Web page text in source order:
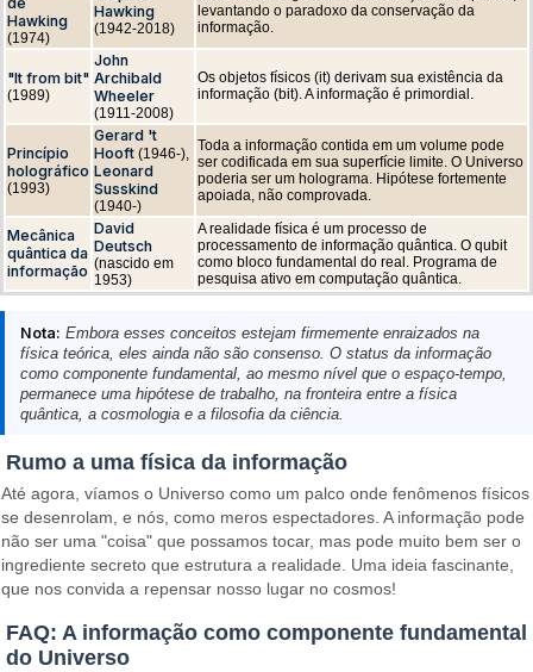
Hawking
(1974)
Hawking
(1942-2018)
levantando o paradoxo da conservação da
informação.
"It from bit"
(1989)
John
Archibald
Wheeler
(1911-2008)
Os objetos físicos (it) derivam sua existência da
informação (bit). A informação é primordial.
Princípio
holográfico
(1993)
Gerard 't
Hooft (1946-),
Leonard
Susskind
(1940-)
Toda a informação contida em um volume pode
ser codificada em sua superfície limite. O Universo
poderia ser um holograma. Hipótese fortemente
apoiada, não comprovada.
Mecânica
quântica da
informação
David
Deutsch
(nascido em
1953)
A realidade física é um processo de
processamento de informação quântica. O qubit
como bloco fundamental do real. Programa de
pesquisa ativo em computação quântica.
Nota: Embora esses conceitos estejam firmemente enraizados na
física teórica, eles ainda não são consenso. O status da informação
como componente fundamental, ao mesmo nível que o espaço-tempo,
permanece uma hipótese de trabalho, na fronteira entre a física
quântica, a cosmologia e a filosofia da ciência.
Rumo a uma física da informação
Até agora, víamos o Universo como um palco onde fenômenos físicos
se desenrolam, e nós, como meros espectadores. A informação pode
não ser uma "coisa" que possamos tocar, mas pode muito bem ser o
ingrediente secreto que estrutura a realidade. Uma ideia fascinante,
que nos convida a repensar nosso lugar no cosmos!
FAQ: A informação como componente fundamental
do Universo